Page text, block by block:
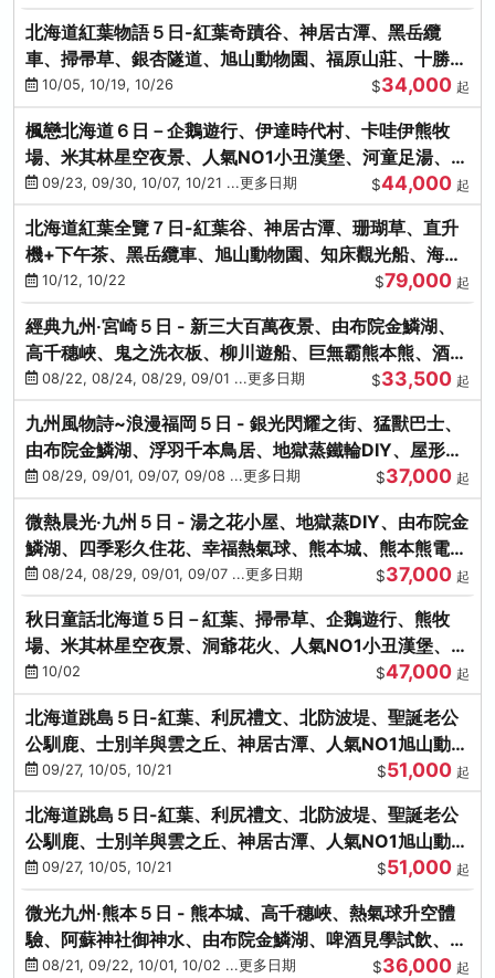
北海道紅葉物語５日-紅葉奇蹟谷、神居古潭、黑岳纜
車、掃帚草、銀杏隧道、旭山動物園、福原山莊、十勝牧
場、冰的美術館
10/05, 10/19, 10/26 $34,000 起
楓戀北海道６日－企鵝遊行、伊達時代村、卡哇伊熊牧
場、米其林星空夜景、人氣NO1小丑漢堡、河童足湯、奇
幻燈遊步道、洞爺花火
09/23, 09/30, 10/07, 10/21 ...更多日期 $44,000 起
北海道紅葉全覽７日-紅葉谷、神居古潭、珊瑚草、直升
機+下午茶、黑岳纜車、旭山動物園、知床觀光船、海膽
涮涮鍋(不進免稅店)
10/12, 10/22 $79,000 起
經典九州‧宮崎５日 - 新三大百萬夜景、由布院金鱗湖、
高千穗峽、鬼之洗衣板、柳川遊船、巨無霸熊本熊、酒造
見學試飲
08/22, 08/24, 08/29, 09/01 ...更多日期 $33,500 起
九州風物詩~浪漫福岡５日 - 銀光閃耀之街、猛獸巴士、
由布院金鱗湖、浮羽千本鳥居、地獄蒸鐵輪DIY、屋形船
晚宴、鸕鶿捕魚
08/29, 09/01, 09/07, 09/08 ...更多日期 $37,000 起
微熱晨光‧九州５日 - 湯之花小屋、地獄蒸DIY、由布院金
鱗湖、四季彩久住花、幸福熱氣球、熊本城、熊本熊電
鐵、螃蟹吃到飽
08/24, 08/29, 09/01, 09/07 ...更多日期 $37,000 起
秋日童話北海道５日－紅葉、掃帚草、企鵝遊行、熊牧
場、米其林星空夜景、洞爺花火、人氣NO1小丑漢堡、螃
蟹放題(千/函)
10/02 $47,000 起
北海道跳島５日-紅葉、利尻禮文、北防波堤、聖誕老公
公馴鹿、士別羊與雲之丘、神居古潭、人氣NO1旭山動物
園、海膽涮涮鍋
09/27, 10/05, 10/21 $51,000 起
北海道跳島５日-紅葉、利尻禮文、北防波堤、聖誕老公
公馴鹿、士別羊與雲之丘、神居古潭、人氣NO1旭山動物
園、海膽涮涮鍋
09/27, 10/05, 10/21 $51,000 起
微光九州‧熊本５日 - 熊本城、高千穗峽、熱氣球升空體
驗、阿蘇神社御神水、由布院金鱗湖、啤酒見學試飲、豪
華海鮮盛宴
08/21, 09/22, 10/01, 10/02 ...更多日期 $36,000 起